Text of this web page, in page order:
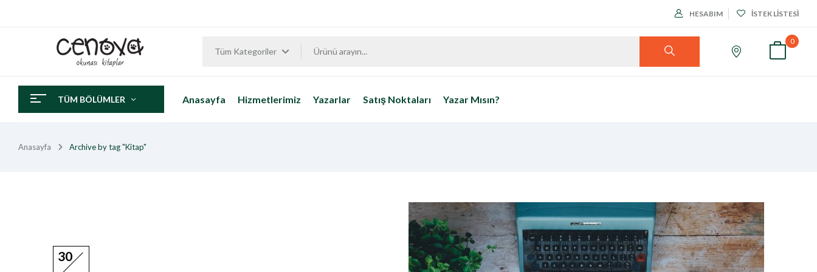
HESABIM İSTEK LISTESI
Tüm Kategoriler
0
TÜM BÖLÜMLER Anasayfa Hizmetlerimiz Yazarlar Satış Noktaları Yazar Mısın?
Anasayfa Archive by tag "Kitap"
30